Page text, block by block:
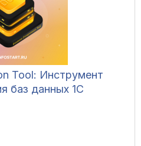
Tool: Инструмент
баз данных 1С